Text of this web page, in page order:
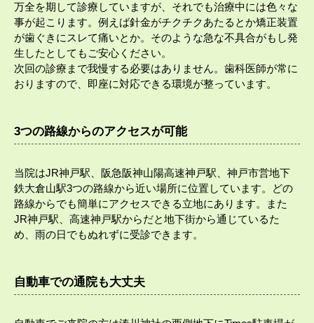
万全を期して診療していますが、それでも治療中には色々な
事が起こります。例えば針金がチクチクあたるとか矯正装置
が歯ぐきにスレて痛いとか。そのような急な不具合がもし発
生したとしてもご安心ください。
次回の診療まで我慢する必要はありません。歯科医師が常に
おりますので、即座に対応できる環境が整っています。
3つの路線からのアクセスが可能
当院はJR神戸駅、阪急阪神山陽高速神戸駅、神戸市営地下
鉄大倉山駅3つの路線から近い場所に位置しています。どの
路線からでも簡単にアクセスできる立地にあります。また
JR神戸駅、高速神戸駅からだと地下街から通じているた
め、雨の日でもぬれずに受診できます。
自動車での通院も大丈夫